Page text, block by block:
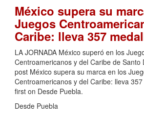
México supera su
Juegos
Caribe: lleva 357
LA JORNADA México superó en los
Centroamericanos y del Caribe de Santo
post México supera su marca en los
Centroamericanos y del Caribe: lleva
first on Desde Puebla.
Desde Puebla